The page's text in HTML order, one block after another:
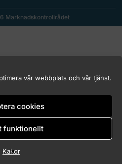
vår webbplats och vår tjänst.
cookies
funktionellt
Kakor
Marknadskontrollrådet